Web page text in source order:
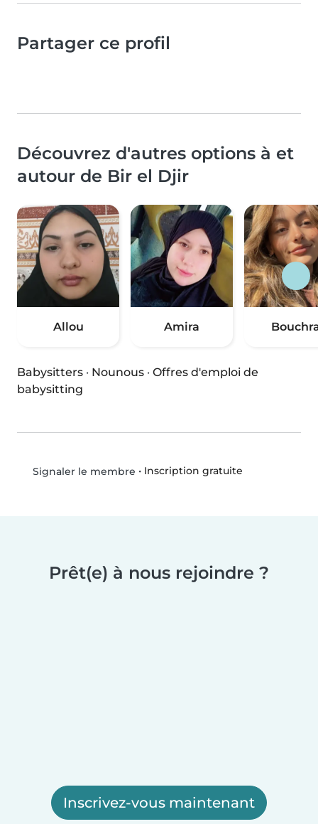
Partager ce profil
Découvrez d'autres options à et
autour de Bir el Djir
Allou Amira
Babysitters · Nounous · Offres d'emploi de
babysitting
Signaler le membre • Inscription gratuite
Prêt(e) à nous rejoindre ?
Inscrivez-vous maintenant